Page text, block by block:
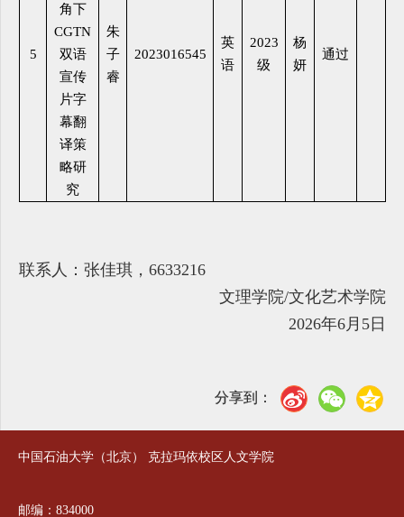
5
角下
CGTN
双语
宣传
片字
幕翻
译策
略研
究
朱
子
睿
2023016545
英
语
2023
级
杨
妍
通过
联系人：张佳琪，6633216
文理学院/文化艺术学院
2026年6月5日
分享到：
中国石油大学（北京） 克拉玛依校区人文学院
邮编：834000